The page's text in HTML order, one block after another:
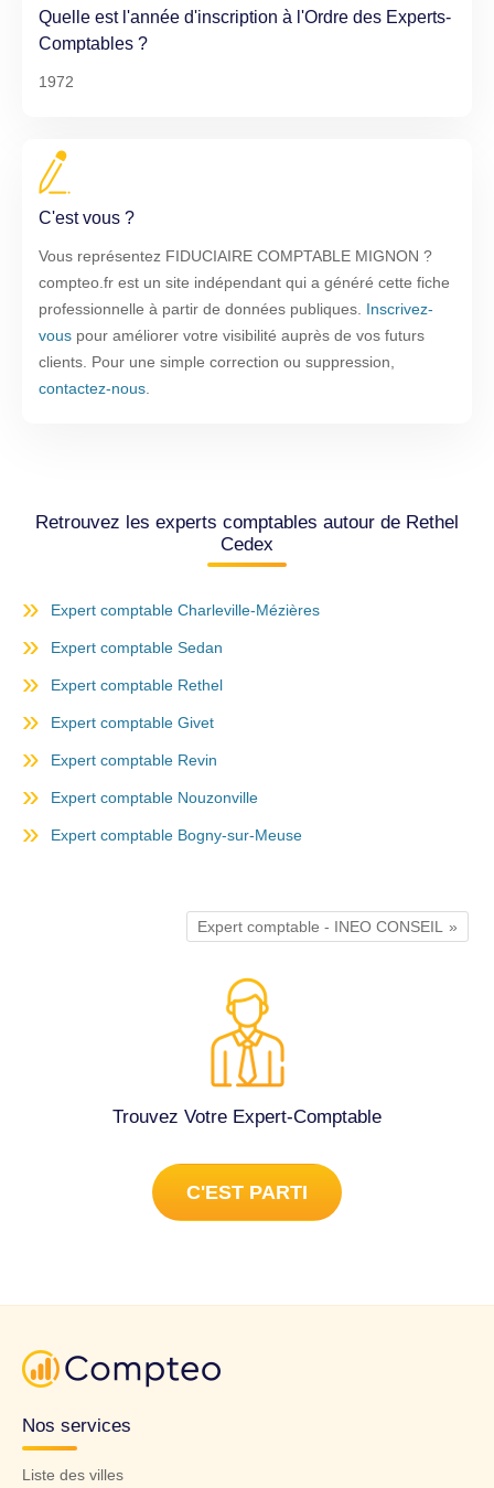
Quelle est l'année d'inscription à l'Ordre des Experts-
Comptables ?
1972
C'est vous ?
Vous représentez FIDUCIAIRE COMPTABLE MIGNON ?
compteo.fr est un site indépendant qui a généré cette fiche
professionnelle à partir de données publiques. Inscrivez-
vous pour améliorer votre visibilité auprès de vos futurs
clients. Pour une simple correction ou suppression,
contactez-nous
Retrouvez les experts comptables autour de Rethel
Cedex
Expert comptable Charleville-Mézières
Expert comptable Sedan
Expert comptable Rethel
Expert comptable Givet
Expert comptable Revin
Expert comptable Nouzonville
Expert comptable Bogny-sur-Meuse
Expert comptable - INEO CONSEIL
Trouvez Votre Expert-Comptable
C'EST PARTI
Nos services
Liste des villes